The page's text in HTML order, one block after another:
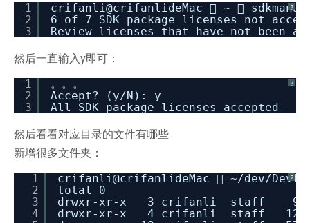
?
1
2
3
crifanli@crifanlideMac  ~ 
6 of 7 SDK package licenses not
Review licenses that have not been
然后一直输入y即可：
?
1
2
3
。。。
Accept? (y/N ): y
All SDK package licenses accepted
然后看看对应目录的文件有哪些
新增很多文件夹：
?
1
2
3
4
crifanli@crifanlideMac  ~/dev/
total 0
drwxr-xr-x 3 crifanli staff 96B
drwxr-xr-x 4 crifanli staff 128B